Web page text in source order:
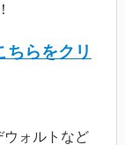
ちらをクリ
ォルトなど